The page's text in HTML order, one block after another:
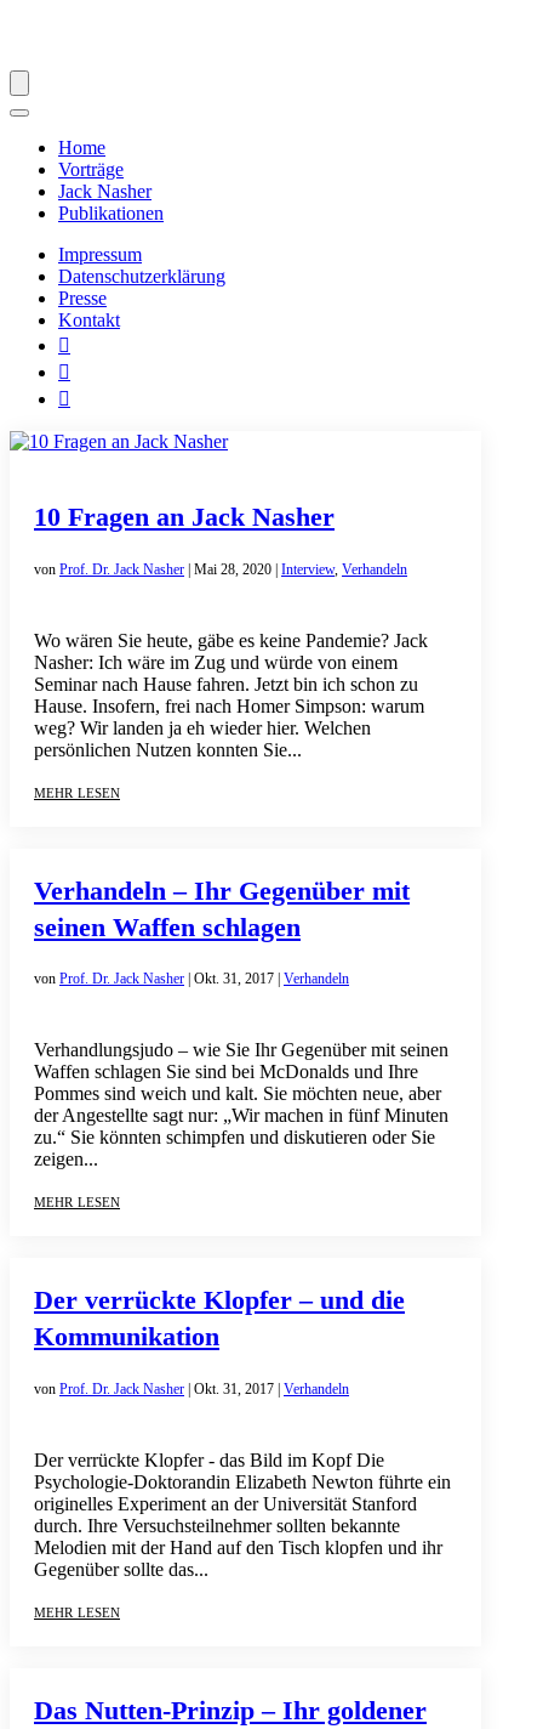
Home
Vorträge
Jack Nasher
Publikationen
Impressum
Datenschutzerklärung
Presse
Kontakt



10 Fragen an Jack Nasher
von Prof. Dr. Jack Nasher | Mai 28, 2020 | Interview, Verhandeln
Wo wären Sie heute, gäbe es keine Pandemie? Jack
Nasher: Ich wäre im Zug und würde von einem
Seminar nach Hause fahren. Jetzt bin ich schon zu
Hause. Insofern, frei nach Homer Simpson: warum
weg? Wir landen ja eh wieder hier. Welchen
persönlichen Nutzen konnten Sie...
mehr lesen
Verhandeln – Ihr Gegenüber mit
seinen Waffen schlagen
von Prof. Dr. Jack Nasher Okt. 31, 2017 Verhandeln
Verhandlungsjudo – wie Sie Ihr Gegenüber mit seinen
Waffen schlagen Sie sind bei McDonalds und Ihre
Pommes sind weich und kalt. Sie möchten neue, aber
der Angestellte sagt nur: „Wir machen in fünf Minuten
zu.“ Sie könnten schimpfen und diskutieren oder Sie
zeigen...
mehr lesen
Der verrückte Klopfer – und die
Kommunikation
von Prof. Dr. Jack Nasher | Okt. 31, 2017 | Verhandeln
Der verrückte Klopfer - das Bild im Kopf Die
Psychologie-Doktorandin Elizabeth Newton führte ein
originelles Experiment an der Universität Stanford
durch. Ihre Versuchsteilnehmer sollten bekannte
Melodien mit der Hand auf den Tisch klopfen und ihr
Gegenüber sollte das...
mehr lesen
Das Nutten-Prinzip – Ihr goldener